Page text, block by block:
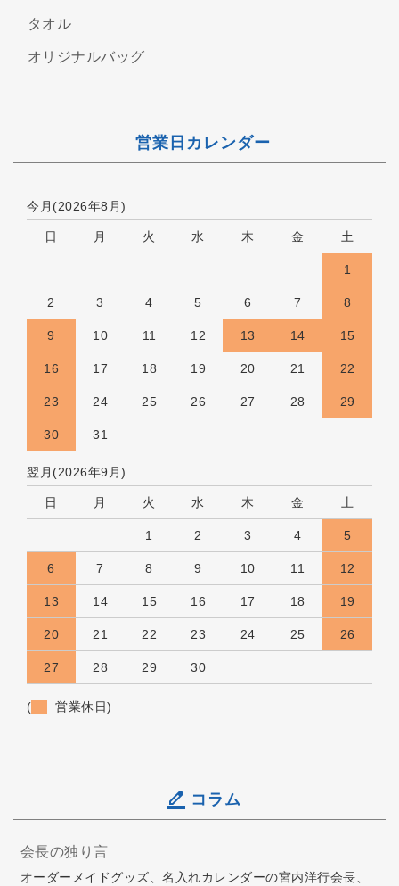
タオル
オリジナルバッグ
営業日カレンダー
今月(2026年8月)
日 月 火 水 木 金 土
1
2 3 4 5 6 7 8
9 10 11 12 13 14 15
16 17 18 19 20 21 22
23 24 25 26 27 28 29
30 31
翌月(2026年9月)
日 月 火 水 木 金 土
1 2 3 4 5
6 7 8 9 10 11 12
13 14 15 16 17 18 19
20 21 22 23 24 25 26
27 28 29 30
( 営業休日)
コラム
会長の独り言
オーダーメイドグッズ、名入れカレンダーの宮内洋行会長、